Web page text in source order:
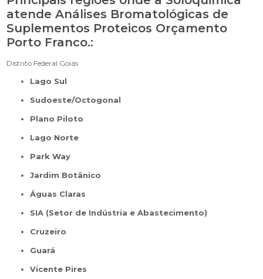
atende Análises Bromatológicas de
Suplementos Proteicos Orçamento
Porto Franco.:
Distrito Federal Goiás
Lago Sul
Sudoeste/Octogonal
Plano Piloto
Lago Norte
Park Way
Jardim Botânico
Águas Claras
SIA (Setor de Indústria e Abastecimento)
Cruzeiro
Guará
Vicente Pires